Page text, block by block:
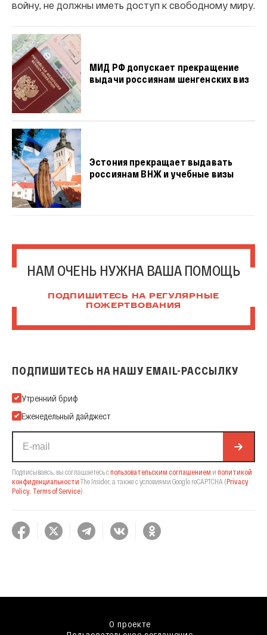
войну, не должны иметь доступ к свободному миру.
МИД РФ допускает прекращение
выдачи россиянам шенгенских виз
Эстония прекращает выдавать
россиянам ВНЖ и учебные визы
НАМ ОЧЕНЬ НУЖНА ВАША ПОМОЩЬ
ПОДПИШИТЕСЬ НА РЕГУЛЯРНЫЕ
ПОЖЕРТВОВАНИЯ
ПОДПИШИТЕСЬ НА НАШУ EMAIL-РАССЫЛКУ
Подпишитесь на нашу Email-рассылку
Утренний бриф
Еженедельный дайджест
Подписываясь, вы соглашаетесь спользовательским соглашением и политикой
конфиденциальности The Insider, а также с условиями Google reCAPTCHA (Privacy
Policy Terms of Service).
О проекте